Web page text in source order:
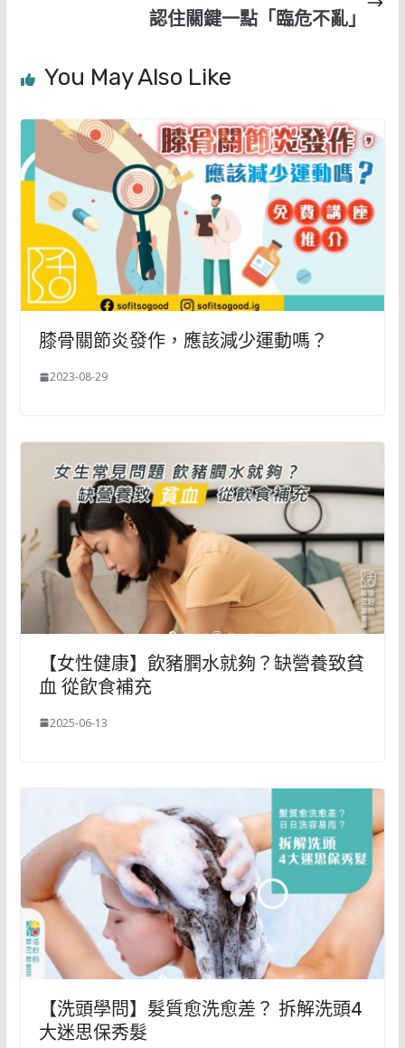
認住關鍵一點「臨危不亂」
You May Also Like
膝骨關節炎發作，應該減少運動嗎？
2023-08-29
【女性健康】飲豬膶水就夠？缺營養致貧
血 從飲食補充
2025-06-13
【洗頭學問】髮質愈洗愈差？ 拆解洗頭4
大迷思保秀髮